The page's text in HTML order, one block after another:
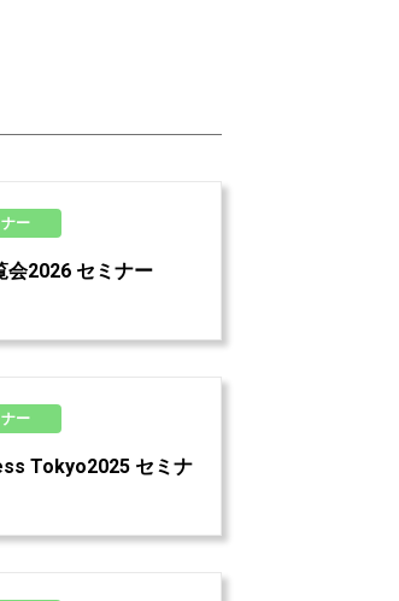
ー
会2026 セミナー
ー
Tokyo2025 セミナ